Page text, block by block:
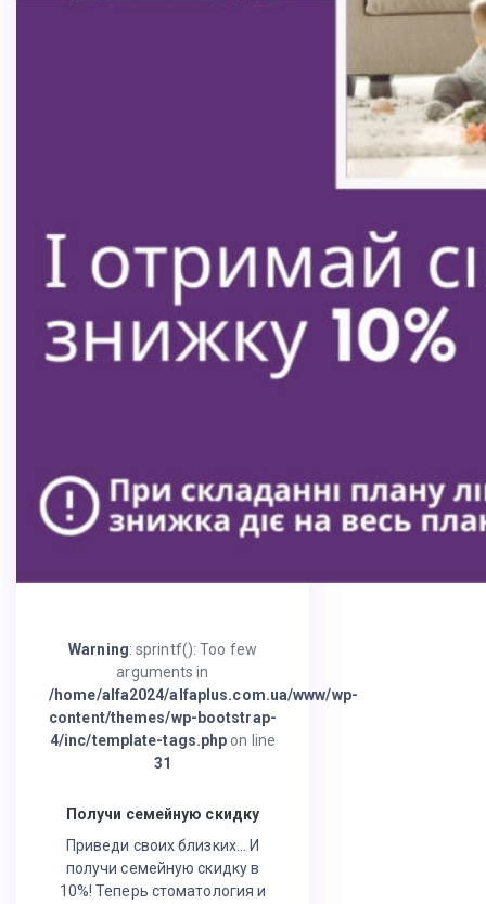
Warning: sprintf(): Too few
arguments in
/home/alfa2024/alfaplus.com.ua/www/wp-
content/themes/wp-bootstrap-
4/inc/template-tags.php on line
31
Получи семейную скидку
Приведи своих близких… И
получи семейную скидку в
10%! Теперь стоматология и